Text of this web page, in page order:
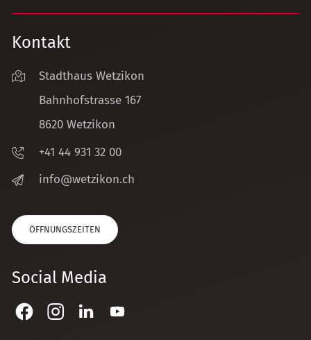
Kontakt
Stadthaus Wetzikon
Bahnhofstrasse 167
8620 Wetzikon
+41 44 931 32 00
nf
w tz k n ch
ÖFFNUNGSZEITEN
Social Media